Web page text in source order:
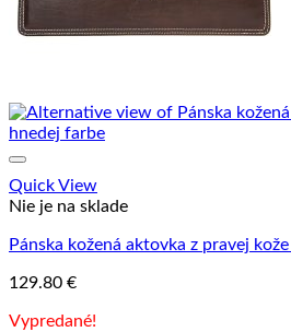
Quick View
Nie je na sklade
Pánska kožená aktovka z pravej
129.80 €
Vypredané!